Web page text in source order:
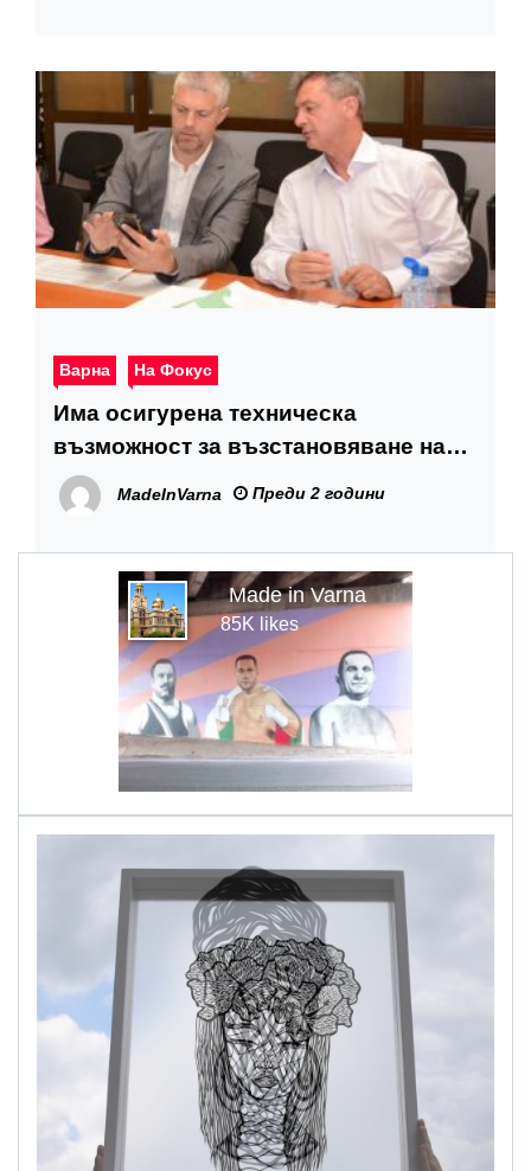
Варна На Фокус
Има осигурена техническа
възможност за възстановяване на
маршрута на линия 10 на градския
транспорт
MadeInVarna Преди 2 години
Made in Varna
85K likes